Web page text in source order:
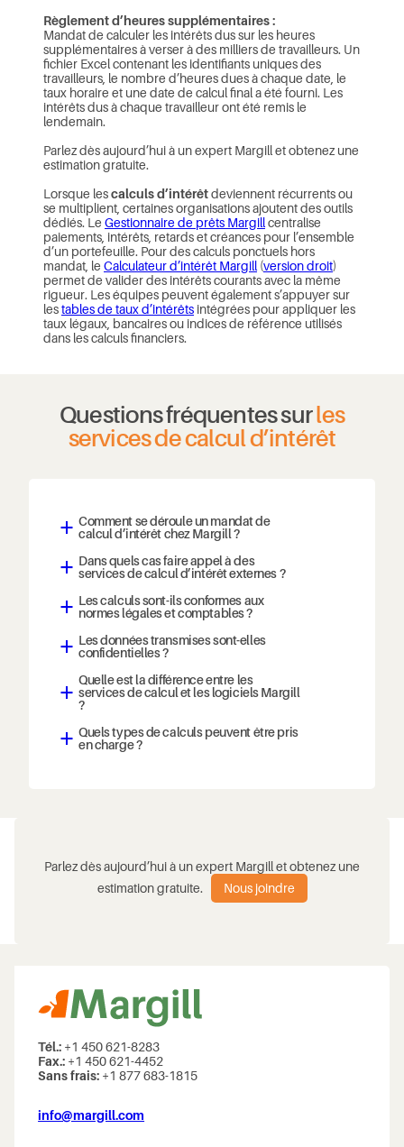
Règlement d’heures supplémentaires :
Mandat de calculer les intérêts dus sur les heures
supplémentaires à verser à des milliers de travailleurs. Un
fichier Excel contenant les identifiants uniques des
travailleurs, le nombre d’heures dues à chaque date, le
taux horaire et une date de calcul final a été fourni. Les
intérêts dus à chaque travailleur ont été remis le
lendemain.
Parlez dès aujourd’hui à un expert Margill et obtenez une
estimation gratuite.
Lorsque lescalculs d’intérêtdeviennent récurrents ou
se multiplient, certaines organisations ajoutent des outils
dédiés. Le Gestionnaire de prêts Margill centralise
paiements, intérêts, retards et créances pour l’ensemble
d’un portefeuille. Pour des calculs ponctuels hors
mandat, le Calculateur d’intérêt Margill (version droit)
permet de valider des intérêts courants avec la même
rigueur. Les équipes peuvent également s’appuyer sur
lestables de taux d’intérêts intégrées pour appliquer les
taux légaux, bancaires ou indices de référence utilisés
dans les calculs financiers.
Questions fréquentes surles
services de calcul d’intérêt
a Comment se déroule un mandat de
calcul d’intérêt chez Margill ?
a Dans quels cas faire appel à des
services de calcul d’intérêt externes ?
a Les calculs sont-ils conformes aux
normes légales et comptables ?
a Les données transmises sont-elles
confidentielles ?
a
Quelle est la différence entre les
services de calcul et les logiciels Margill
?
a Quels types de calculs peuvent être pris
en charge ?
Parlez dès aujourd’hui à un expert Margill et obtenez une
estimation gratuite.
Nous joindre
Tél.: +1 450 621-8283
Fax.: +1 450 621-4452
Sans frais: +1 877 683-1815
info@margill.com